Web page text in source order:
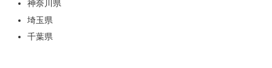
神奈川県
埼玉県
千葉県